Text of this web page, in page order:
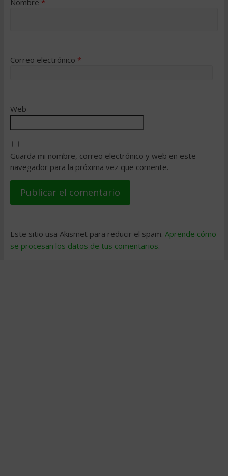
Nombre *
Correo electrónico *
Web
Guarda mi nombre, correo electrónico y web en este
navegador para la próxima vez que comente.
Este sitio usa Akismet para reducir el spam. Aprende cómo
se procesan los datos de tus comentarios.